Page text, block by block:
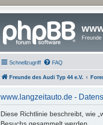
Freunde
Schnellzugriff FAQ
Freunde des Audi Typ 44 e.V.
www.langzeitauto.de -
Diese Richtlinie beschreibt, wie
Besuchs gesammelt werden.